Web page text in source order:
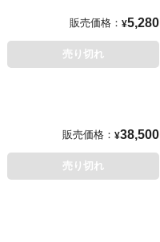
販売価格： ¥5,280
売り切れ
販売価格： ¥38,500
売り切れ